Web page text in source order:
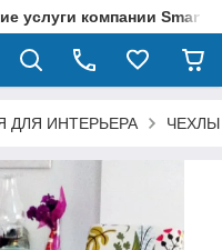
услуги компании
ДЛЯ ИНТЕРЬЕРА